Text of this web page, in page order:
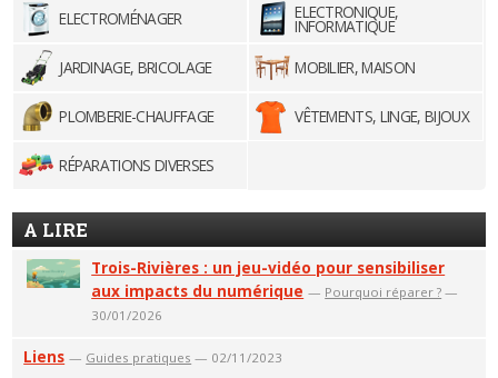
ELECTROMÉNAGER ELECTRONIQUE,
INFORMATIQUE
JARDINAGE, BRICOLAGE
MOBILIER, MAISON
PLOMBERIE-CHAUFFAGE VÊTEMENTS, LINGE, BIJOUX
RÉPARATIONS DIVERSES
A LIRE
Trois-Rivières : un jeu-vidéo pour sensibiliser
aux impacts du numérique — Pourquoi réparer ? —
30/01/2026
Liens — Guides pratiques — 02/11/2023